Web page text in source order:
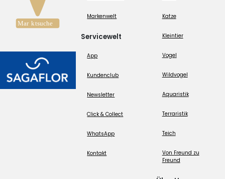
Markenwelt
Servicewelt
App
Kundenclub
Newsletter
Click & Collect
WhatsApp
Kontakt
Katze
Kleintier
Vogel
Wildvogel
Aquaristik
Terraristik
Teich
Von Freund zu
Freund